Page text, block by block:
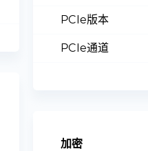
PCIe版本
PCIe通道
加密